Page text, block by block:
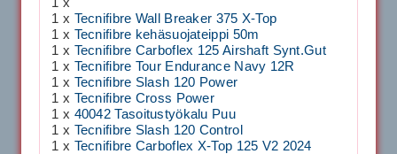
1 x Tecnifibre Wall Breaker 375 X-Top
1 x Tecnifibre kehäsuojateippi 50m
1 x Tecnifibre Carboflex 125 Airshaft Synt.Gut
1 x Tecnifibre Tour Endurance Navy 12R
1 x Tecnifibre Slash 120 Power
1 x Tecnifibre Cross Power
1 x 40042 Tasoitustyökalu Puu
1 x Tecnifibre Slash 120 Control
1 x Tecnifibre Carboflex X-Top 125 V2 2024